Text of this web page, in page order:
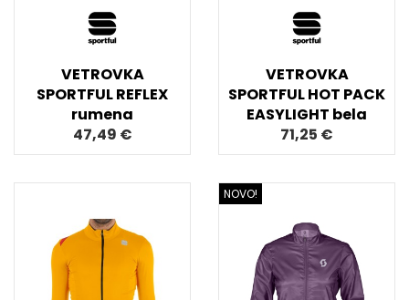
VETROVKA
SPORTFUL REFLEX
rumena
47,49 €
VETROVKA
SPORTFUL HOT PACK
EASYLIGHT bela
71,25 €
NOVO!